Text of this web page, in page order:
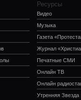
Ресурсы
Видео
Музыка
Газета
Журнал
Печатные СМИ
Онлайн ТВ
Онлайн
Утренняя Звезда